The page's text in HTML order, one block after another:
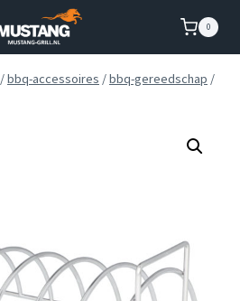
0
/bbq-accessoires /bbq-gereedschap /